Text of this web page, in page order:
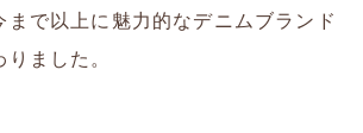
まで以上に魅力的なデニムブランド
ました。